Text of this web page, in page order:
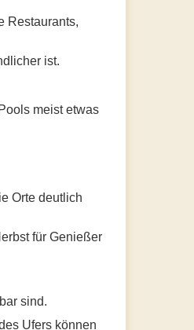
Restaurants,
ist.
meist etwas
Orte deutlich
für Genießer
sind.
Ufers können